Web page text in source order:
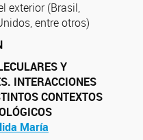
exterior (Brasil,
entre otros)
Y
INTERACCIONES
CONTEXTOS
María